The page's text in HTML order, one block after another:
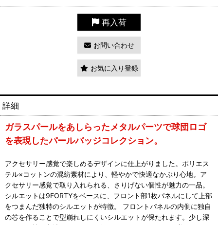
再入荷
お問い合わせ
お気に入り登録
詳細
ガラスパールをあしらったメタルパーツで球団ロゴ
を表現したパールバッジコレクション。
アクセサリー感覚で楽しめるデザインに仕上がりました。ポリエス
テル×コットンの混紡素材により、軽やかで快適なかぶり心地。ア
クセサリー感覚で取り入れられる、さりげない個性が魅力の一品。
シルエットは9FORTYをベースに、フロント部1枚パネルにして上部
をつまんだ独特のシルエットが特徴。 フロントパネルの内側に独自
の芯を作ることで型崩れしにくいシルエットが保たれます。少し深